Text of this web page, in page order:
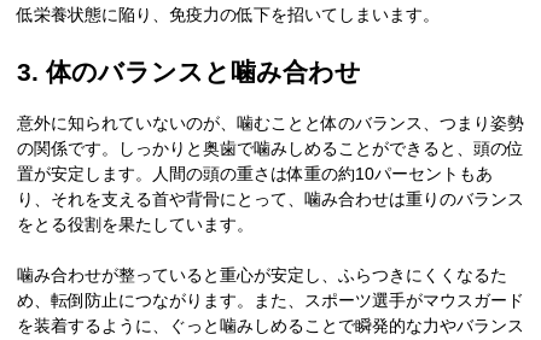
低栄養状態に陥り、免疫力の低下を招いてしまいます。
3. 体のバランスと噛み合わせ
意外に知られていないのが、噛むことと体のバランス、つまり姿勢
の関係です。しっかりと奥歯で噛みしめることができると、頭の位
置が安定します。人間の頭の重さは体重の約10パーセントもあ
り、それを支える首や背骨にとって、噛み合わせは重りのバランス
をとる役割を果たしています。
噛み合わせが整っていると重心が安定し、ふらつきにくくなるた
め、転倒防止につながります。また、スポーツ選手がマウスガード
を装着するように、ぐっと噛みしめることで瞬発的な力やバランス